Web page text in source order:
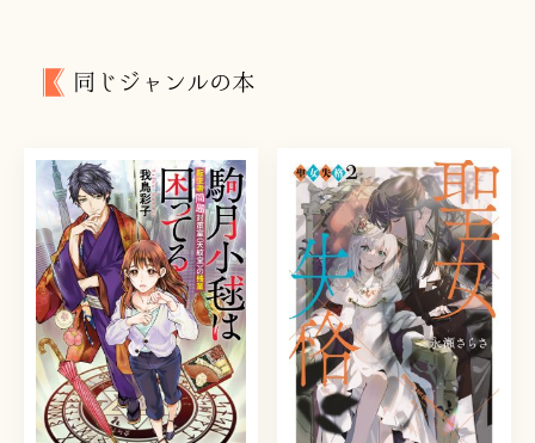
同じジャンルの本